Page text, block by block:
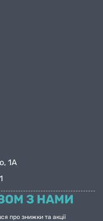
1А
З НАМИ
про знижки та акції